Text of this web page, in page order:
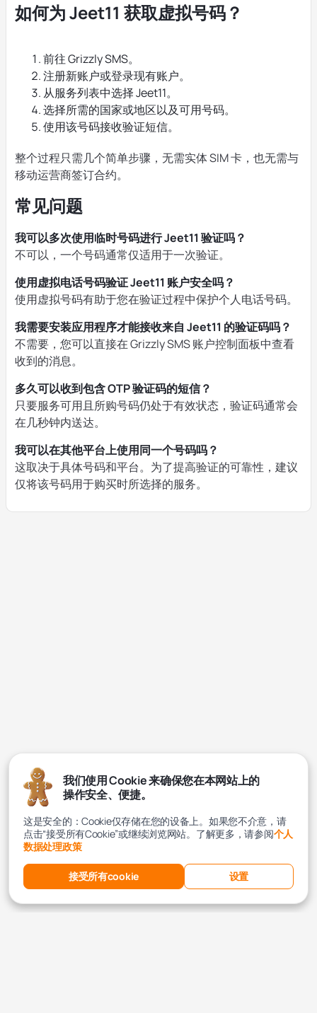
如何为 Jeet11 获取虚拟号码？
前往 Grizzly SMS。
注册新账户或登录现有账户。
从服务列表中选择 Jeet11。
选择所需的国家或地区以及可用号码。
使用该号码接收验证短信。
整个过程只需几个简单步骤，无需实体 SIM 卡，也无需与
移动运营商签订合约。
常见问题
我可以多次使用临时号码进行 Jeet11 验证吗？
不可以，一个号码通常仅适用于一次验证。
使用虚拟电话号码验证 Jeet11 账户安全吗？
使用虚拟号码有助于您在验证过程中保护个人电话号码。
我需要安装应用程序才能接收来自 Jeet11 的验证码吗？
不需要，您可以直接在 Grizzly SMS 账户控制面板中查看
收到的消息。
多久可以收到包含 OTP 验证码的短信？
只要服务可用且所购号码仍处于有效状态，验证码通常会
在几秒钟内送达。
我可以在其他平台上使用同一个号码吗？
这取决于具体号码和平台。为了提高验证的可靠性，建议
仅将该号码用于购买时所选择的服务。
我们使用 Cookie 来确保您在本网站上的
操作安全、便捷。
这是安全的：Cookie仅存储在您的设备上。如果您不介意，请
点击“接受所有Cookie”或继续浏览网站。了解更多，请参阅个人
数据处理政策
接受所有cookie 设置